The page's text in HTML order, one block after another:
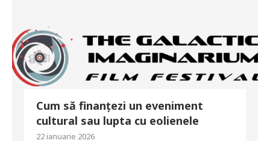
Cum să finanțezi un eveniment
cultural sau lupta cu eolienele
22 ianuarie 2026